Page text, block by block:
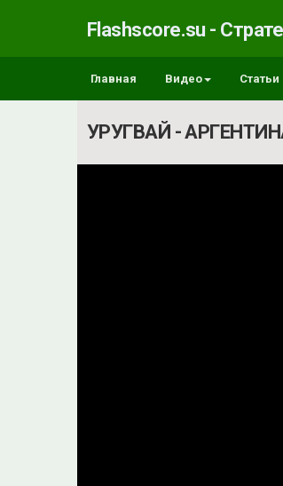
Flashscore.su -
Главная Видео Статьи
УРУГВАЙ -